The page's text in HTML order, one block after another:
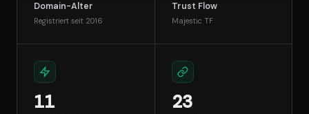
Domain-Alter
Registriert seit 2016
Trust Flow
Majestic TF
11 23